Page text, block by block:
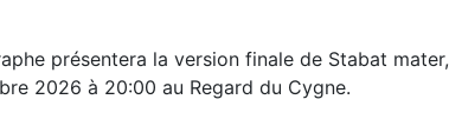
présentera la version finale de Stabat mater,
2026 à 20:00 au Regard du Cygne.